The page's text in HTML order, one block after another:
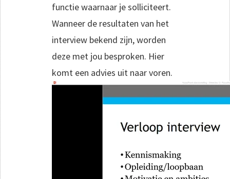
functie waarnaar je solliciteert.
Wanneer de resultaten van het
interview bekend zijn, worden
deze met jou besproken. Hier
komt een advies uit naar voren.